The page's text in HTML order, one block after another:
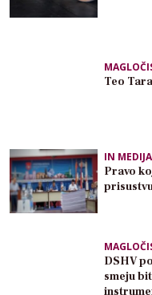
Teo
IN MEDIJA
Pravo
DSHV
smeju